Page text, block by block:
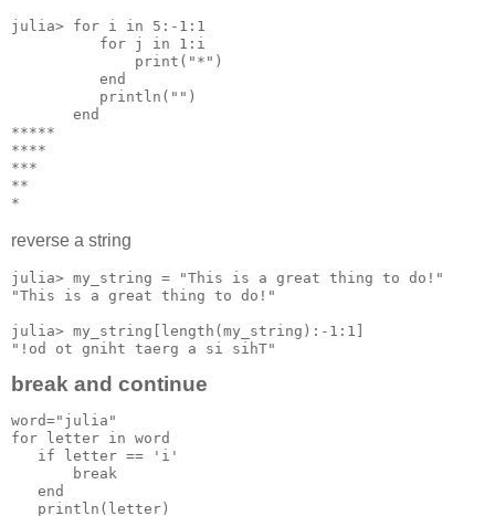
julia> for i in 5:-1:1
          for j in 1:i
              print("*")
          end
          println("")
       end
*****
****
***
**
*
reverse a string
julia> my_string = "This is a great thing to do!"
"This is a great thing to do!"
julia> my_string[length(my_string):-1:1]
"!od ot gniht taerg a si sihT"
break and continue
word="julia"
for letter in word
   if letter == 'i'
       break
   end
   println(letter)